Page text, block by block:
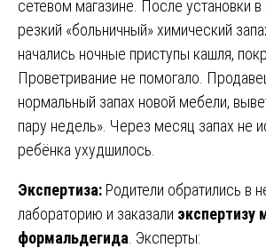
сетевом магазине. После установки в
резкий «больничный» химический
начались ночные приступы кашля,
Проветривание не помогало.
нормальный запах новой мебели,
пару недель». Через месяц запах не
ребёнка ухудшилось.
Экспертиза: Родители обратились в
лабораторию и заказали экспертизу
формальдегида . Эксперты: